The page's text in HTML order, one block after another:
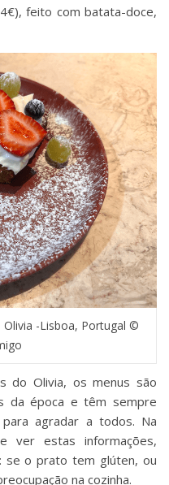
feito com batata-doce,
-Lisboa, Portugal ©
do Olivia, os menus são
da época e têm sempre
agradar a todos. Na
ver estas informações,
se o prato tem glúten, ou
na cozinha.